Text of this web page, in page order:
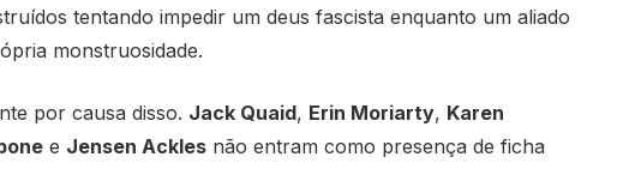
tentando impedir um deus fascista enquanto um aliado
monstruosidade.
por causa disso. Jack Quaid, Erin Moriarty, Karen
e Jensen Acklesnão entram como presença de ficha